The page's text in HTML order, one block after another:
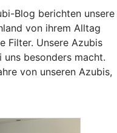
Blog berichten unsere
von ihrem Alltag
Filter. Unsere Azubis
besonders macht.
von unseren Azubis,